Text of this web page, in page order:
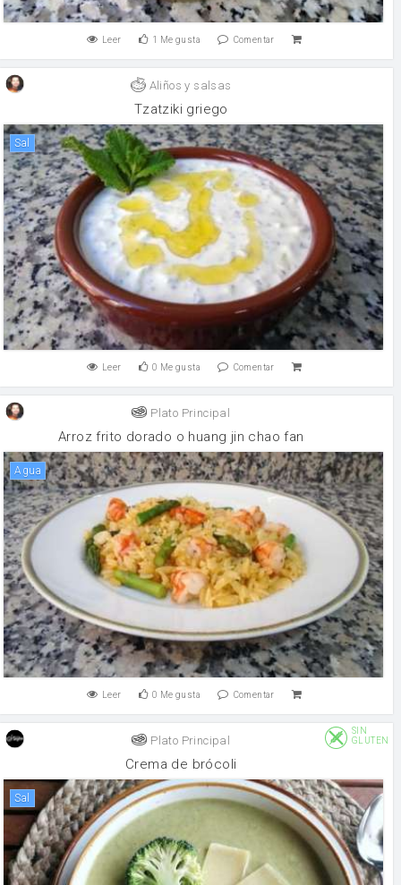
Leer 1 Me gusta Comentar
Aliños y salsas
Tzatziki griego
sal
Leer 0 Me gusta Comentar
Plato Principal
Arroz frito dorado o huang jin chao fan
agua
Leer 0 Me gusta Comentar
Plato Principal
SIN
GLUTEN
Crema de brócoli
sal